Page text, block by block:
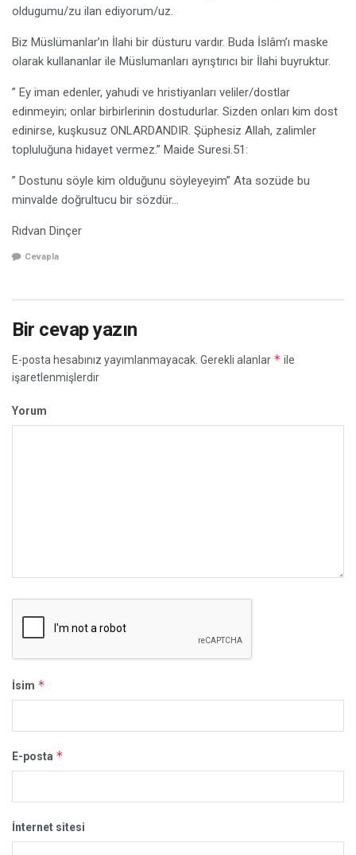
oldugumu/zu ilan ediyorum/uz.
Biz Müslümanlar’ın İlahi bir düsturu vardır. Buda İslâm’ı maske
olarak kullananlar ile Müslumanları ayrıştırıcı bir İlahi buyruktur.
” Ey iman edenler, yahudi ve hristiyanları veliler/dostlar
edinmeyin; onlar birbirlerinin dostudurlar. Sizden onları kim dost
edinirse, kuşkusuz ONLARDANDIR. Şüphesiz Allah, zalimler
topluluğuna hidayet vermez.” Maide Suresi.51:
” Dostunu söyle kim olduğunu söyleyeyim” Ata sozüde bu
minvalde doğrultucu bir sözdür…
Rıdvan Dinçer
Cevapla
Bir cevap yazın
E-posta hesabınız yayımlanmayacak. Gerekli alanlar * ile
işaretlenmişlerdir
Yorum
İsim *
E-posta *
İnternet sitesi